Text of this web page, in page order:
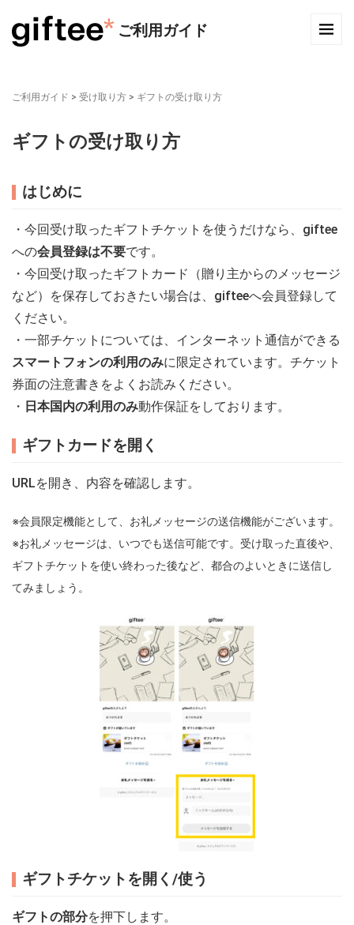
ご利用ガイド
ご利用ガイド > 受け取り方 > ギフトの受け取り方
ギフトの受け取り方
はじめに
・今回受け取ったギフトチケットを使うだけなら、giftee
への会員登録は不要です。
・今回受け取ったギフトカード（贈り主からのメッセージ
など）を保存しておきたい場合は、gifteeへ会員登録して
ください。
・一部チケットについては、インターネット通信ができる
スマートフォンの利用のみに限定されています。チケット
券面の注意書きをよくお読みください。
・ 日本国内の利用のみ動作保証をしております。
ギフトカードを開く
URLを開き、内容を確認します。
※会員限定機能として、お礼メッセージの送信機能がございます。
※お礼メッセージは、いつでも送信可能です。受け取った直後や、
ギフトチケットを使い終わった後など、都合のよいときに送信し
てみましょう。
ギフトチケットを開く/使う
ギフトの部分を押下します。